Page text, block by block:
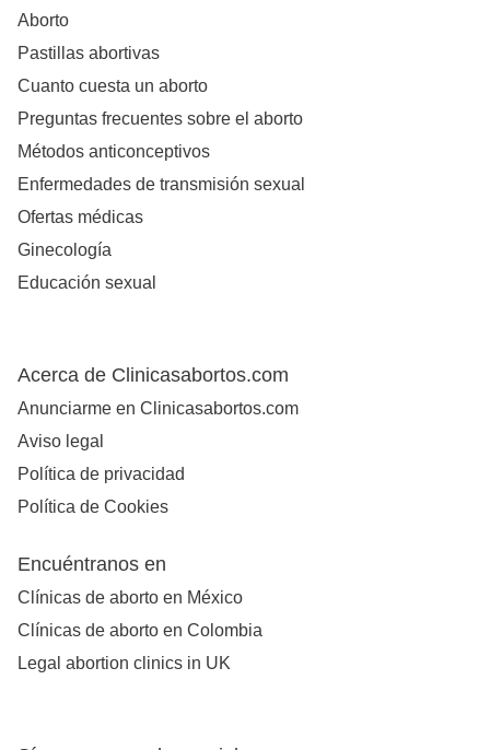
Aborto
Pastillas abortivas
Cuanto cuesta un aborto
Preguntas frecuentes sobre el aborto
Métodos anticonceptivos
Enfermedades de transmisión sexual
Ofertas médicas
Ginecología
Educación sexual
Acerca de Clinicasabortos.com
Anunciarme en Clinicasabortos.com
Aviso legal
Política de privacidad
Política de Cookies
Encuéntranos en
Clínicas de aborto en México
Clínicas de aborto en Colombia
Legal abortion clinics in UK